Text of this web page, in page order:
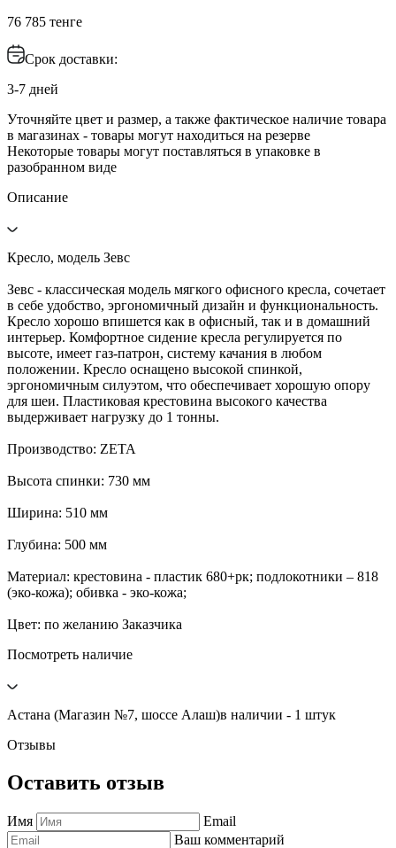
76 785 тенге
Срок доставки:
3-7 дней
Уточняйте цвет и размер, а также фактическое наличие товара
в магазинах - товары могут находиться на резерве
Некоторые товары могут поставляться в упаковке в
разобранном виде
Описание
Кресло, модель Зевс
Зевс - классическая модель мягкого офисного кресла, сочетает
в себе удобство, эргономичный дизайн и функциональность.
Кресло хорошо впишется как в офисный, так и в домашний
интерьер. Комфортное сидение кресла регулируется по
высоте, имеет газ-патрон, систему качания в любом
положении. Кресло оснащено высокой спинкой,
эргономичным силуэтом, что обеспечивает хорошую опору
для шеи. Пластиковая крестовина высокого качества
выдерживает нагрузку до 1 тонны.
Производство: ZETA
Высота спинки: 730 мм
Ширина: 510 мм
Глубина: 500 мм
Материал: крестовина - пластик 680+рк; подлокотники – 818
(эко-кожа); обивка - эко-кожа;
Цвет: по желанию Заказчика
Посмотреть наличие
Астана (Магазин №7, шоссе Алаш)в наличии - 1 штук
Отзывы
Оставить отзыв
Имя
Email
Ваш комментарий